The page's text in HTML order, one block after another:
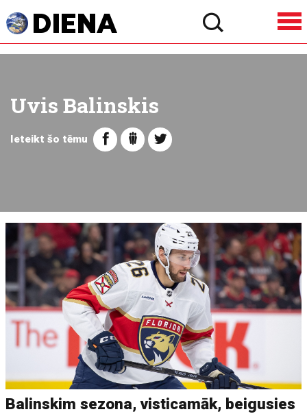
Uvis Balinskis
Ieteikt šo tēmu
Balinskim sezona, visticamāk, beigusies